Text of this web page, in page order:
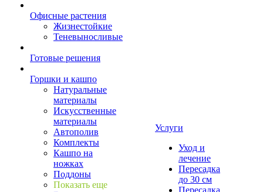
Офисные растения
Жизнестойкие
Теневыносливые
Готовые решения
Горшки и кашпо
Натуральные
материалы
Искусственные
материалы
Автополив
Комплекты
Кашпо на
ножках
Поддоны
Показать еще
Услуги
Уход и
лечение
Пересадка
до 30 см
Пересадка